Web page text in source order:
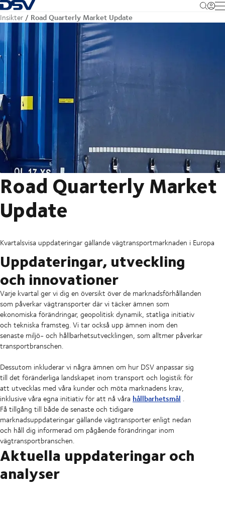
Tillbaka till hemsidan
Insikter Road Quarterly Market Update
Road Quarterly Market
Update
Kvartalsvisa uppdateringar gällande vägtransportmarknaden i Europa
Uppdateringar, utveckling
och innovationer
Varje kvartal ger vi dig en översikt över de marknadsförhållanden
som påverkar vägtransporter där vi täcker ämnen som
ekonomiska förändringar, geopolitisk dynamik, statliga initiativ
och tekniska framsteg. Vi tar också upp ämnen inom den
senaste miljö- och hållbarhetsutvecklingen, som alltmer påverkar
transportbranschen.
Dessutom inkluderar vi några ämnen om hur DSV anpassar sig
till det föränderliga landskapet inom transport och logistik för
att utvecklas med våra kunder och möta marknadens krav,
inklusive våra egna initiativ för att nå våra hållbarhetsmål .
Få tillgång till både de senaste och tidigare
marknadsuppdateringar gällande vägtransporter enligt nedan
och håll dig informerad om pågående förändringar inom
vägtransportbranschen.
Aktuella uppdateringar och
analyser